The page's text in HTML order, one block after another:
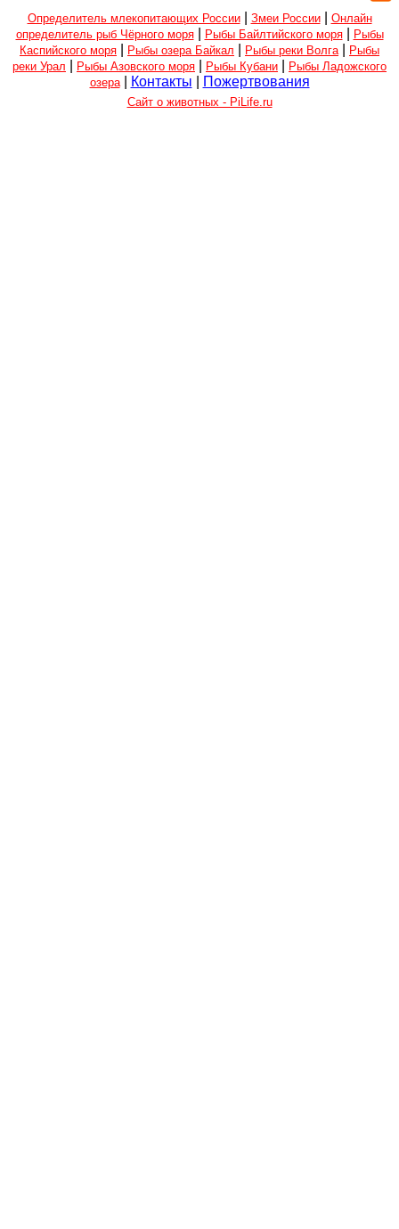
Определитель млекопитающих России| Змеи России| Онлайн
определитель рыб Чёрного моря| Рыбы Байлтийского моря|
Рыбы
Каспийского моря
Рыбы озера Байкал Рыбы реки Волга
Рыбы
реки Урал
Рыбы Азовского моря Рыбы Кубани
Рыбы Ладожского
озера| Контакты Пожертвования
Сайт о животных - PiLife.ru